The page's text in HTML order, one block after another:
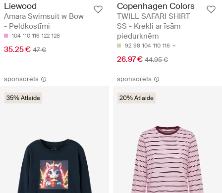
Liewood
Amara Swimsuit w Bow
- Peldkostīmi
104 110 116 122 128
35.25 € 47 €
Copenhagen Colors
TWILL SAFARI SHIRT
SS - Krekli ar īsām
piedurknēm
92 98 104 110 116
26.97 € 44.95 €
sponsorēts
35% Atlaide
sponsorēts
20% Atlaide